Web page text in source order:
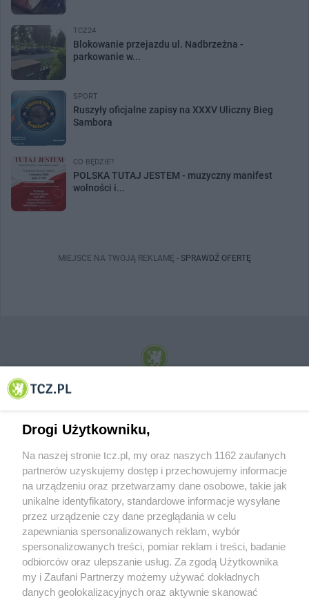
TCZ24
Blokowanie przejazdu ul. Nadbrzeżna -
parkowanie w...
SPORT
Ruszyły oficjalne zapisy na XXXV Uliczny Bieg
Sambora
CO BĘDZIE?
POLSKA TUTAJ JESTEM - muzyczny manifest
wolności i...
MIEJSCE NA TWOJĄ REKLAMĘ - SPRAWDŹ OFERTĘ
© 2001-2026 Tczew - TCZ.PL Sp. z o.o. Internetowy Serwis Informacyjny Miasta
O FIRMIE POLITYKA PRYWATNOŚCI HOSTING
REKLAMA WSPÓŁPRACA RSS FACEBOOK KONTAKT
Nasze serwisy
Drogi Użytkowniku,
Na naszej stronie tcz.pl, my oraz naszych 1162 zaufanych
partnerów uzyskujemy dostęp i przechowujemy informacje
na urządzeniu oraz przetwarzamy dane osobowe, takie jak
unikalne identyfikatory, standardowe informacje wysyłane
przez urządzenie czy dane przeglądania w celu
zapewniania spersonalizowanych reklam, wybór
spersonalizowanych treści, pomiar reklam i treści, badanie
odbiorców oraz ulepszanie usług. Za zgodą Użytkownika
my i Zaufani Partnerzy możemy używać dokładnych
danych geolokalizacyjnych oraz aktywnie skanować